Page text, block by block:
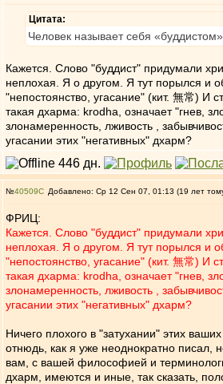
Цитата:
Человек называет себя
Кажется. Слово "буддист" придумали
неплохая. Я о другом. Я тут порылся и
"непостоянство, угасание" (кит. 無常) И
такая дхарма: krodha, означает "гнев,
злонамеренность, лживость ,
угасании этих "негативных" дхарм?
№40509 Добавлено: Ср 12 Сен 07, 01:13 (19 лет
ФРИЦ:
Кажется. Слово "буддист" придумали
неплохая. Я о другом. Я тут порылся и
"непостоянство, угасание" (кит. 無常) И
такая дхарма: krodha, означает "гнев,
злонамеренность, лживость ,
угасании этих "негативных" дхарм?
Ничего плохого в "затухании" этих
отнюдь, как я уже неоднократно писал,
вам, с вашей философией и
дхарм, имеются и иные, так сказать,